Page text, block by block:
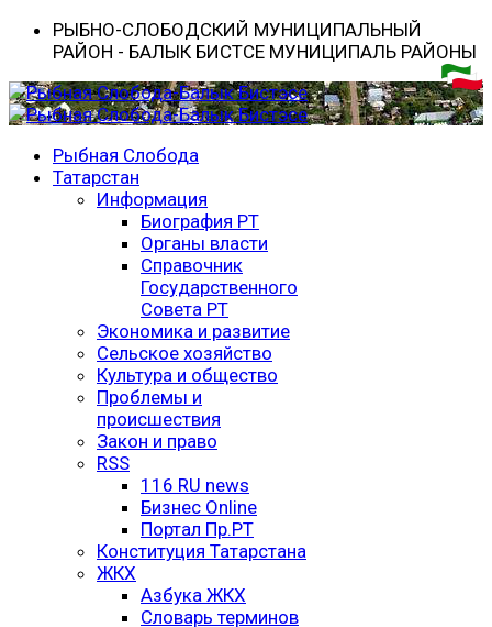
РЫБНО-CЛОБОДСКИЙ МУНИЦИПАЛЬНЫЙ
РАЙОН - БАЛЫК БИСТӘСЕ МУНИЦИПАЛЬ РАЙОНЫ
Рыбная Слобода
Татарстан
Информация
Биография РТ
Органы власти
Справочник
Государственного
Совета РТ
Экономика и развитие
Сельское хозяйство
Культура и общество
Проблемы и
происшествия
Закон и право
RSS
116 RU news
Бизнес Online
Портал Пр.РТ
Конституция Татарстана
ЖКХ
Азбука ЖКХ
Словарь терминов